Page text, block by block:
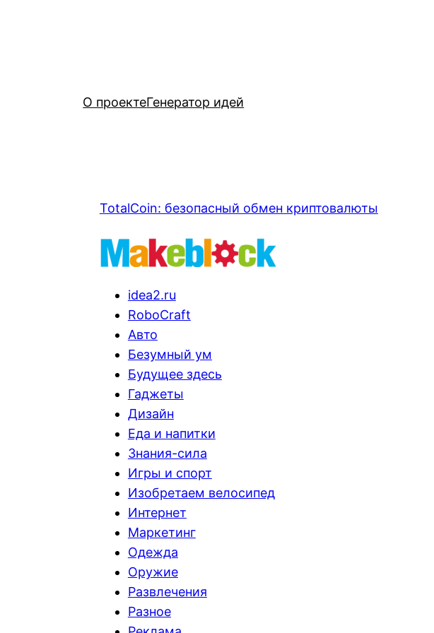
О проектеГенератор идей
TotalCoin: безопасный обмен криптовалюты
idea2.ru
RoboCraft
Авто
Безумный ум
Будущее здесь
Гаджеты
Дизайн
Еда и напитки
Знания-сила
Игры и спорт
Изобретаем велосипед
Интернет
Маркетинг
Одежда
Оружие
Развлечения
Разное